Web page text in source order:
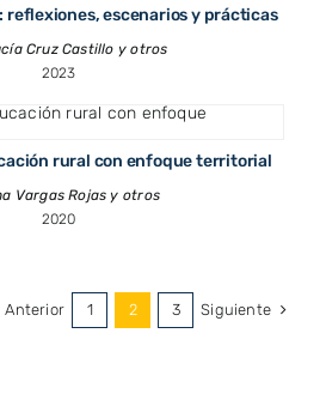
reflexiones, escenarios y prácticas
Cruz Castillo y otros
2023
rural con enfoque territorial
Vargas Rojas y otros
2020
Anterior 1 2 3 Siguiente